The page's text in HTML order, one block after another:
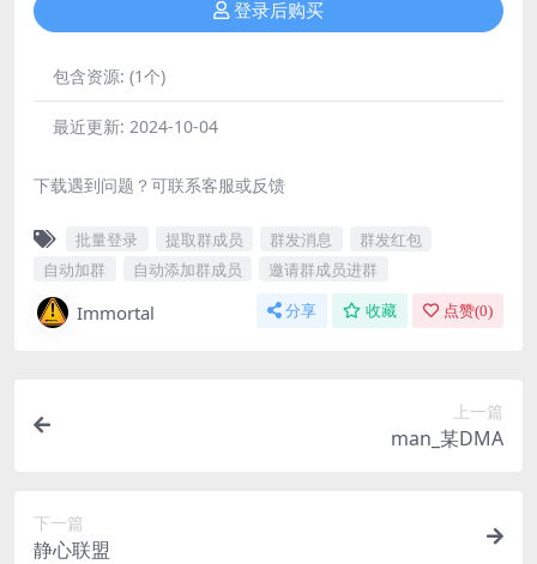
登录后购买
包含资源: (1个)
最近更新: 2024-10-04
下载遇到问题？可联系客服或反馈
批量登录 提取群成员 群发消息
群发红包
自动加群
自动添加群成员 邀请群成员进群
Immortal 分享 收藏 点赞(0)
上一篇
man_某DMA
下一篇
静心联盟